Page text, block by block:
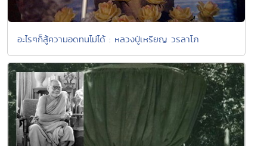
อะไรๆก็สู้ความอดทนไม่ได้ : หลวงปู่เหรียญ วรลาโภ